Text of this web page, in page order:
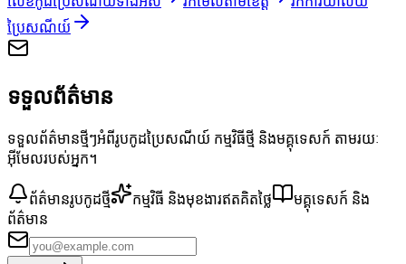
ប្រៃសណីយ៍
ទទួលព័ត៌មាន
ទទួលព័ត៌មានថ្មីៗអំពីរូបកូដប្រៃសណីយ៍ កម្មវិធីថ្មី និងមគ្គុទេសក៍ តាមរយៈ
អ៊ីមែលរបស់អ្នក។
ព័ត៌មានរូបកូដថ្មី កម្មវិធី និងមុខងារឥតគិតថ្លៃ
មគ្គុទេសក៍ និង
ព័ត៌មាន